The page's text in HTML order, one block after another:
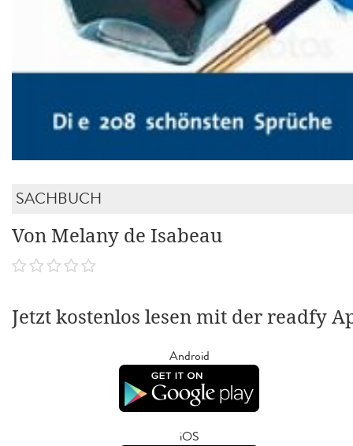
SACHBUCH
Von Melany de Isabeau
Jetzt kostenlos lesen mit der readfy
Android
iOS